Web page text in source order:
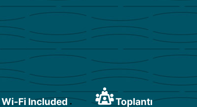
Wi-Fi Included
Toplantı